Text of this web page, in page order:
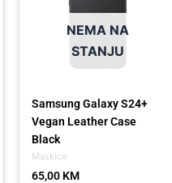
NEMA NA
STANJU
Maskice
Samsung Galaxy S24+
Vegan Leather Case
Black
65,00 KM